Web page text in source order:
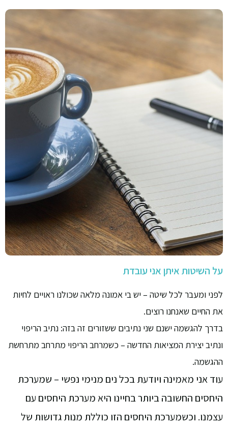
על השיטות איתן אני עובדת
לפני ומעבר לכל שיטה – יש בי אמונה מלאה שכולנו ראויים לחיות
את החיים שאנחנו רוצים.
בדרך להגשמה ישנם שני נתיבים ששזורים זה בזה: נתיב הריפוי
ונתיב יצירת המציאות החדשה – כשמרחב הריפוי מתרחב מתרחשת
ההגשמה.
עוד אני מאמינה ויודעת בכל נים מנימי נפשי – שמערכת
היחסים החשובה ביותר בחיינו היא מערכת היחסים עם
עצמנו. וכשמערכת היחסים הזו כוללת מנות גדושות של